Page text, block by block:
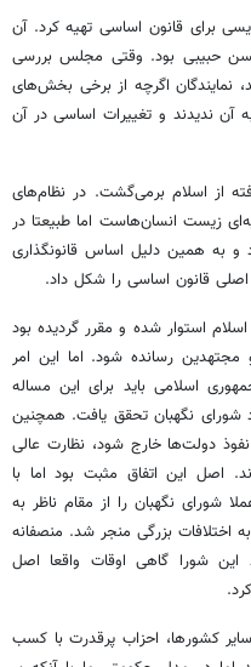
برای قانون اساسی تهیه کرد. آن
حبیبی بود. وقتی مجلس بررسی
اگرچه از برخی بخش‌های
آن ندیدند و تغییرات اساسی در آن
از اسلام برمی‌گشت. در نظام‌های
زیست انسان‌هاست اما طبیعتا در
و به همین دلیل اساس قانونگذاری
قانون اساسی را شکل داد.
استوار شده و مقرر گردیده بود
5 نفر از مراجع و مجتهدین رسانده شود. اما این امر
اسلامی باید برای این مساله
شورای نگهبان تحقق یافت. همچنین
نفوذ دولت‌ها خارج شود، نظارت عالی
اصل این اتفاق مثبت بود اما با
شورای نگهبان را از مقام ناظر به
اختلافات بزرگی منجر شد. منصفانه
این شورا گاهی اوقات واقعا اصل
کشورها، احزاب پرقدرت با کسب